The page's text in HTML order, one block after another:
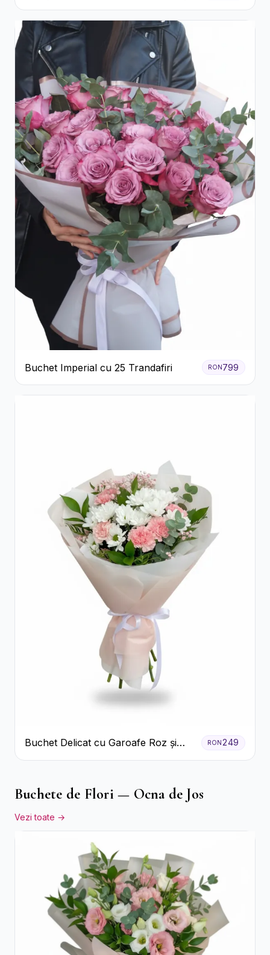
și Ciocolată Ferrero Rocher
Buchet Imperial cu 25 Trandafiri RON 799
Buchet Delicat cu Garoafe Roz și
Crizanteme Albe
RON249
Buchete de Flori — Ocna de Jos
Vezi toate →